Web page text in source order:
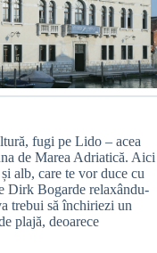
fugi pe Lido – acea
de Marea Adriatică. Aici
alb, care te vor duce cu
Dirk Bogarde relaxându-
trebui să închiriezi un
plajă, deoarece